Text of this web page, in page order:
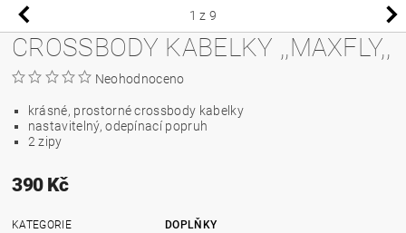
1 z 9
CROSSBODY KABELKY ,,MAXFLY,,
Neohodnoceno
krásné, prostorné crossbody kabelky
nastavitelný, odepínací popruh
2 zipy
390 Kč
KATEGORIE DOPLŇKY